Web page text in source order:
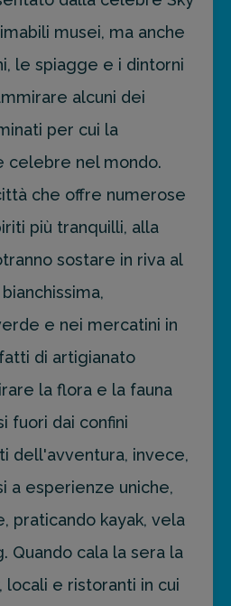
musei, ma anche
le spiagge e i dintorni
alcuni dei
per cui la
celebre nel mondo.
che offre numerose
più tranquilli, alla
sostare in riva al
e nei mercatini in
di artigianato
la flora e la fauna
fuori dai confini
dell'avventura, invece,
a esperienze uniche,
praticando kayak, vela
Quando cala la sera la
locali e ristoranti in cui